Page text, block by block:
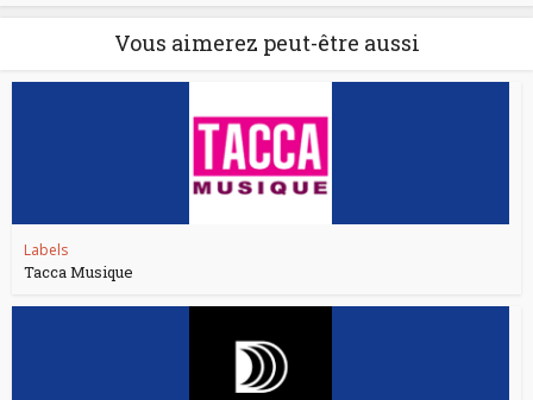
Vous aimerez peut-être aussi
Labels
Tacca Musique